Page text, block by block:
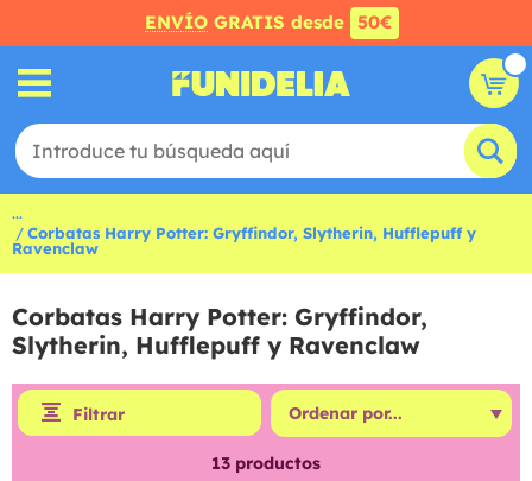
ENVÍO GRATIS desde 50€
...
Corbatas Harry Potter: Gryffindor, Slytherin, Hufflepuff y
Ravenclaw
Corbatas Harry Potter: Gryffindor,
Slytherin, Hufflepuff y Ravenclaw
Filtrar
13 productos